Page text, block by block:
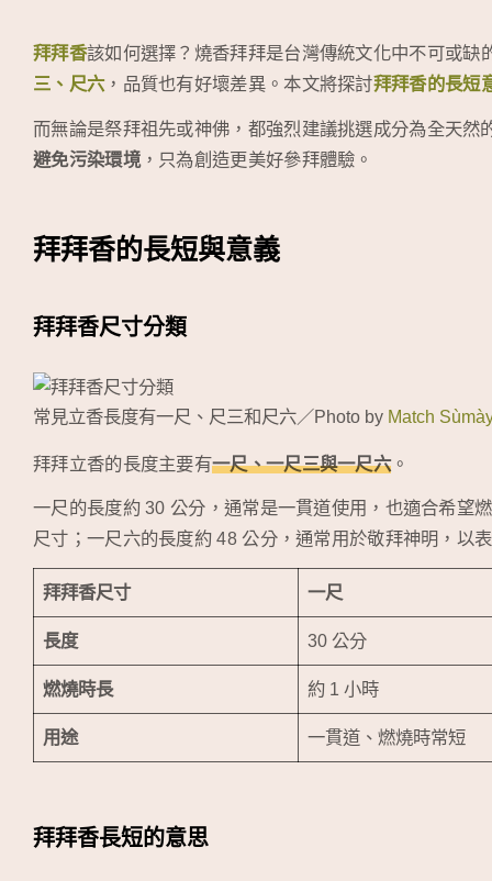
拜拜香該如何選擇？燒香拜拜是台灣傳統文化中不可或缺
三、尺六，品質也有好壞差異。本文將探討拜拜香的長短
而無論是祭拜祖先或神佛，都強烈建議挑選成分為全天然
避免污染環境，只為創造更美好參拜體驗。
拜拜香的長短與意義
拜拜香尺寸分類
常見立香長度有一尺、尺三和尺六／Photo by Match
拜拜立香的長度主要有一尺、一尺三與一尺六。
一尺的長度約 30 公分，通常是一貫道使用，也適合希望
尺寸；一尺六的長度約 48 公分，通常用於敬拜神明，以
拜拜香尺寸 一尺
長度 30 公分
燃燒時長 約 1 小時
用途 一貫道、燃燒時常短
拜拜香長短的意思